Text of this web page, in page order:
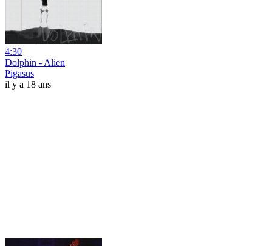
4:30
Dolphin - Alien
Pigasus
il y a 18 ans